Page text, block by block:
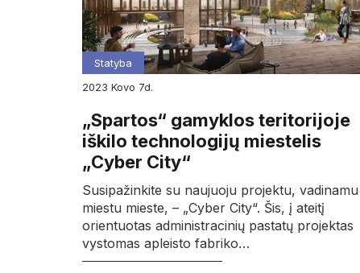
Statyba
2023
kovo 7d.
„Spartos“ gamyklos teritorijoje
iškilo technologijų miestelis
„Cyber City“
Susipažinkite su naujuoju projektu, vadinamu
miestu mieste, – „Cyber City“. Šis, į ateitį
orientuotas administracinių pastatų projektas
vystomas apleisto fabriko…